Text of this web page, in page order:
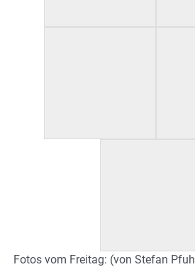
Fotos vom Freitag: (von Stefan